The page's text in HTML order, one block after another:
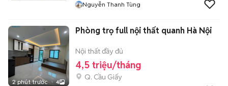
Nguyễn Thanh Tùng
2 phút trước 4
Phòng trọ full nội thất quanh Hà Nội
Nội thất đầy đủ
4,5 triệu/tháng
Q. Cầu Giấy